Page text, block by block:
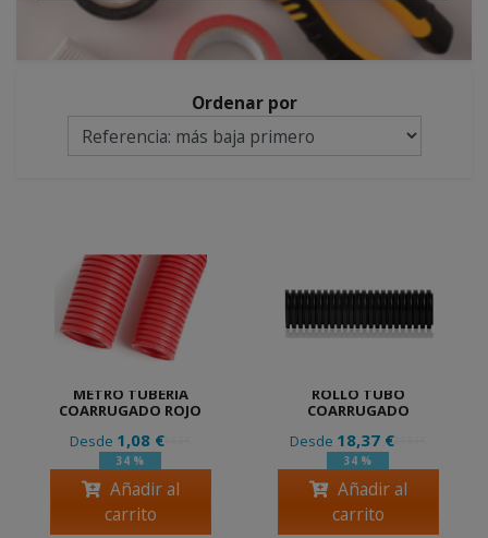
Ordenar por
METRO TUBERIA
COARRUGADO ROJO
Desde 1,08 €
34 %
Añadir al
carrito
ROLLO TUBO
COARRUGADO
Desde 18,37 €
34 %
Añadir al
carrito